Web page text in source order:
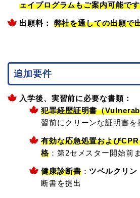
ェイプログラムもご案内可能で
出願料： 弊社を通しての出願で
追加要件
入学後、実習前に必要な書類：
犯罪経歴証明書（
習前にクリーンな証明書を
有効な応急処置および
格：第2セメスター開始前
健康診断書： ツベルクリ
断書を提出